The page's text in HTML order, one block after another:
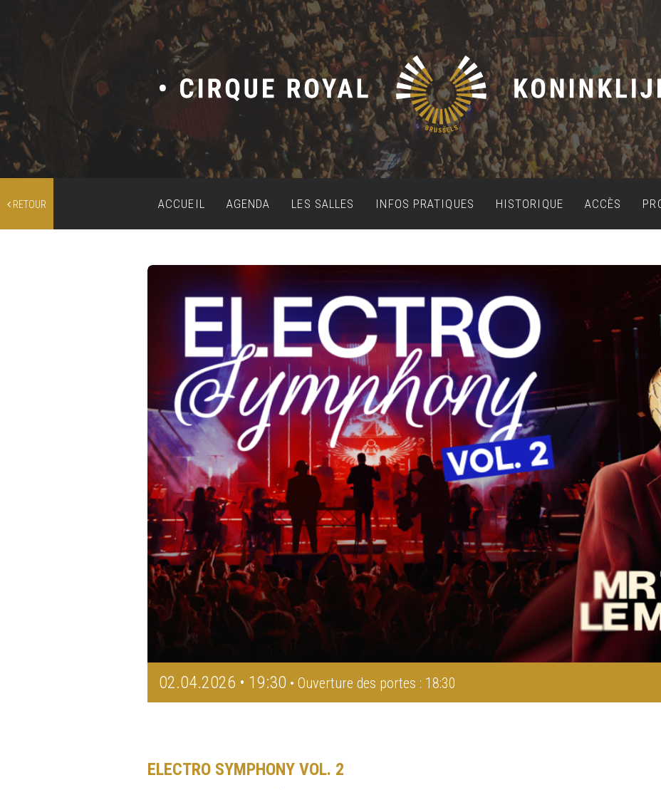
RETOUR ACCUEIL AGENDA LES SALLES INFOS PRATIQUES HISTORIQUE ACCÈS
02.04.2026 • 19:30 • Ouverture des portes : 18:30
ELECTRO SYMPHONY VOL. 2